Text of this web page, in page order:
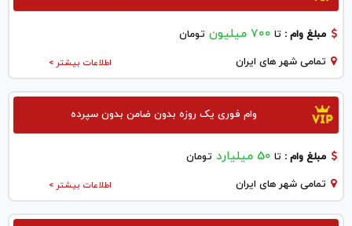
مبلغ وام : تا 700 میلیون تومان
اطلاعات بیشتر > تمامی شهر های ایران
وام فوری یک روزه بدون ضامن بدون سپرده
مبلغ وام : تا 50 میلیارد تومان
اطلاعات بیشتر > تمامی شهر های ایران